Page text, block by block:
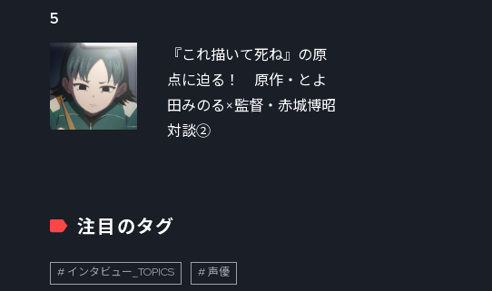
5
『これ描いて死ね』の原
点に迫る！ 原作・とよ
田みのる×監督・赤城博昭
対談②
注目のタグ
インタビュー_TOPICS 声優